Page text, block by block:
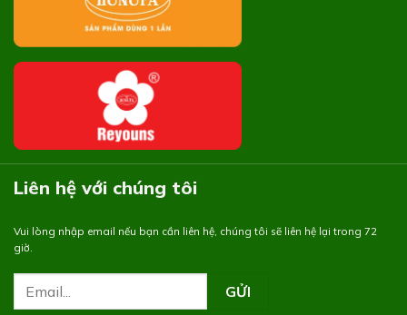
Liên hệ với chúng tôi
Vui lòng nhập email nếu bạn cần liên hệ, chúng tôi sẽ liên hệ lại trong 72
giờ.